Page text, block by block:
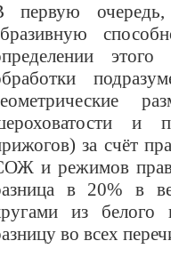
первую очередь,
и
за счёт
и режимов
в 20% в
из белого
во всех